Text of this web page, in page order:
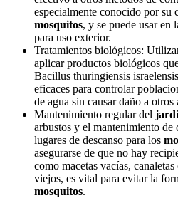
especialmente conocido por su
mosquitos, y se puede usar en
para uso exterior.
Tratamientos biológicos:
aplicar productos biológicos
Bacillus thuringiensis
eficaces para controlar
de agua sin causar daño a otros
Mantenimiento regular del
arbustos y el mantenimiento de
lugares de descanso para los
asegurarse de que no hay
como macetas vacías,
viejos, es vital para evitar la
mosquitos.